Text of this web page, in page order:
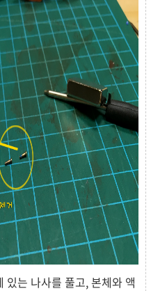
는 나사를 풀고, 본체와 액